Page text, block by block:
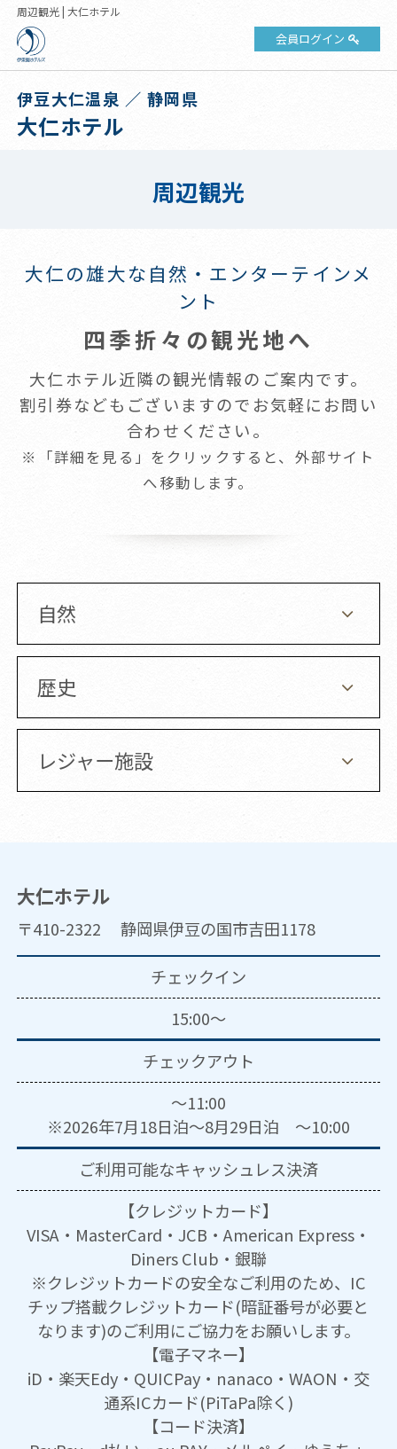
周辺観光 | 大仁ホテル
会員ログイン
伊豆大仁温泉 ／ 静岡県
大仁ホテル
周辺観光
大仁の雄大な自然・エンターテインメ
ント
四季折々の観光地へ
大仁ホテル近隣の観光情報のご案内です。
割引券などもございますのでお気軽にお問い
合わせください。
※「詳細を見る」をクリックすると、外部サイト
へ移動します。
自然
歴史
レジャー施設
大仁ホテル
〒410-2322 静岡県伊豆の国市吉田1178
チェックイン
15:00～
チェックアウト
～11:00
※2026年7月18日泊～8月29日泊 ～10:00
ご利用可能なキャッシュレス決済
【クレジットカード】
VISA・MasterCard・JCB・American Express・
Diners Club・銀聯
※クレジットカードの安全なご利用のため、IC
チップ搭載クレジットカード(暗証番号が必要と
なります)のご利用にご協力をお願いします。
【電子マネー】
iD・楽天Edy・QUICPay・nanaco・WAON・交
通系ICカード(PiTaPa除く)
【コード決済】